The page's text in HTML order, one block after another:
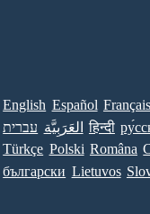
English Español Français
עברית العَرَبِيَّة हिन्दी
Türkçe Polski Româna
български Lietuvos